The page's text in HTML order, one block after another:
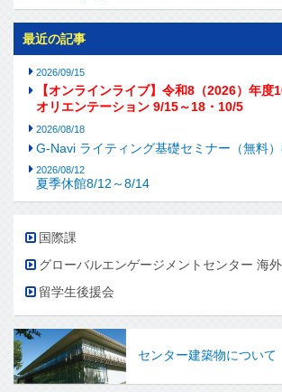
最近の記事
2026/09/15
【オンラインライブ】令和8（2026）年度
オリエンテーション 9/15～18・10/5
2026/08/18
G-Navi ライティング基礎セミナー（無料
2026/08/12
夏季休館8/12～8/14
国際課
グローバルエンゲージメントセンター 海
留学生後援会
センター建築物について